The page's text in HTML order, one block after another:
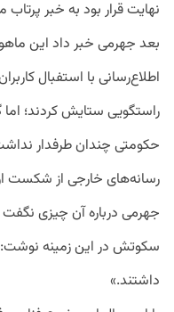
نهایتقرار بود به خبر پرتاب
بعد جهرمی خبر داد این
اطلاعرسانی با استفبال
راستگویی ستایشکردند؛ اما
حکومتی چندانطرفدار
رسانههای خارجی از شکست
جهرمی دربارهآن چیزی نگفت
سکوتش در اینزمینه نوشت
داشتند.»